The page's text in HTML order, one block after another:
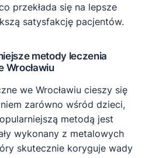
przekłada się na lepsze
satysfakcję pacjentów.
metody leczenia
Wrocławiu
we Wrocławiu cieszy się
zarówno wśród dzieci,
metodą jest
wykonany z metalowych
skutecznie koryguje wady